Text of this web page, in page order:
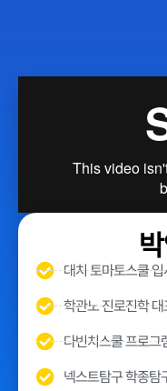
대치 토마토스쿨
학관노 진로진학
다빈치스쿨 프로그
넥스트탐구 학종탐